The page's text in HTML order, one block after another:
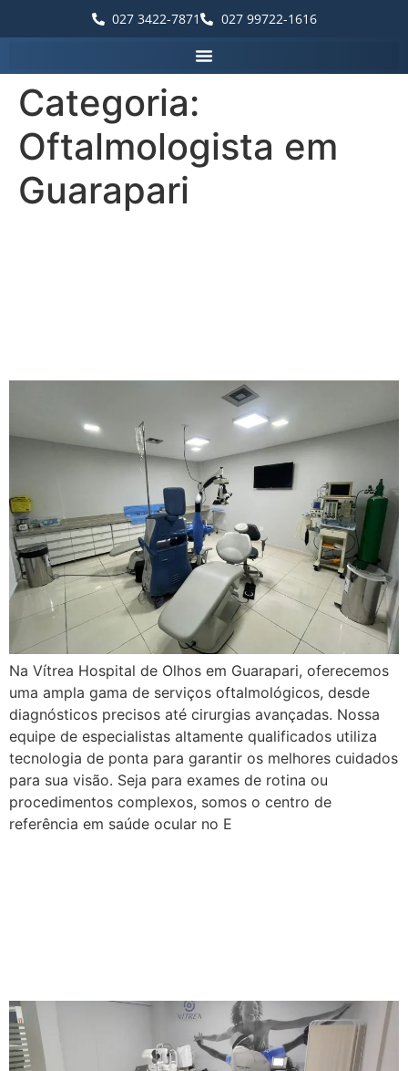
027 3422-7871 027 99722-1616
Categoria:
Oftalmologista em
Guarapari
Na Vítrea Hospital de Olhos em Guarapari, oferecemos
uma ampla gama de serviços oftalmológicos, desde
diagnósticos precisos até cirurgias avançadas. Nossa
equipe de especialistas altamente qualificados utiliza
tecnologia de ponta para garantir os melhores cuidados
para sua visão. Seja para exames de rotina ou
procedimentos complexos, somos o centro de
referência em saúde ocular no E